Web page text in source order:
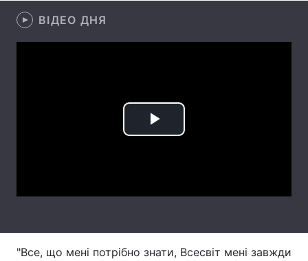
Екологія
Лонгріди
ВІДЕО ДНЯ
Play
"Все, що мені потрібно знати, Всесвіт мені завжди